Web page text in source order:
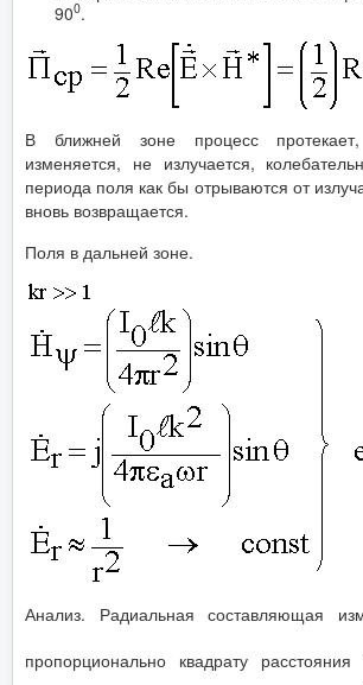
900.
В ближней зоне процесс
изменяется, не излучается,
периода поля как бы отрываются от
вновь возвращается.
Поля в дальней зоне.
Анализ. Радиальная составляющая
пропорционально квадрату расстояния